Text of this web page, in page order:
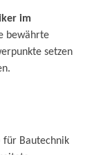
im
bewährte
setzen
für Bautechnik